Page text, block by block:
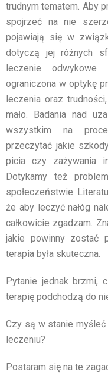
trudnym tematem. Aby
spojrzeć na nie
pojawiają się w
dotyczą jej różnych
leczenie
ograniczona w optykę
leczenia oraz
mało. Badania nad
wszystkim na
przeczytać jakie
picia czy zażywania
Dotykamy też
społeczeństwie.
że aby leczyć nałóg
całkowicie zgadzam.
jakie powinny zostać
terapia była skuteczna.
Pytanie jednak brzmi,
terapię podchodzą do
Czy są w stanie
leczeniu?
Postaram się na te